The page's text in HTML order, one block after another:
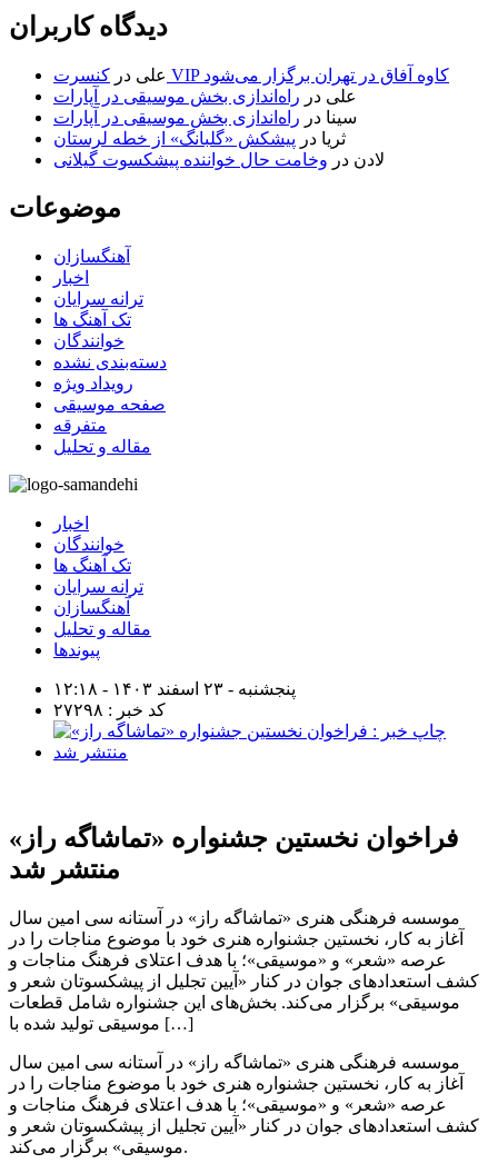
دیدگاه کاربران
علی در
کنسرت VIP کاوه آفاق در تهران برگزار می‌شود
علی در راه‌اندازی بخش موسیقی در آپارات
سینا در راه‌اندازی بخش موسیقی در آپارات
ثریا در پیشکش «گلبانگ» از خطه لرستان
لادن در وخامت حال خواننده پیشکسوت گیلانی
موضوعات
آهنگسازان
اخبار
ترانه سرایان
تک آهنگ ها
خوانندگان
دسته‌بندی نشده
رویداد ویژه
صفحه موسیقی
متفرقه
مقاله و تحلیل
اخبار
خوانندگان
تک آهنگ ها
ترانه سرایان
آهنگسازان
مقاله و تحلیل
پیوندها
پنجشنبه - ۲۳ اسفند ۱۴۰۳ - ۱۲:۱۸
کد خبر : ۲۷۲۹۸
فراخوان نخستین جشنواره «تماشاگه راز»
منتشر شد
موسسه فرهنگی هنری «تماشاگه راز» در آستانه سی امین سال
آغاز به کار، نخستین جشنواره هنری خود با موضوع مناجات را در
عرصه «شعر» و «موسیقی»؛ با هدف اعتلای فرهنگ مناجات و
کشف استعداد‌های جوان در کنار «آیین تجلیل از پیشکسوتان شعر و
موسیقی» برگزار می‌کند. بخش‌های این جشنواره شامل قطعات
موسیقی تولید شده با […]
موسسه فرهنگی هنری «تماشاگه راز» در آستانه سی امین سال
آغاز به کار، نخستین جشنواره هنری خود با موضوع مناجات را در
عرصه «شعر» و «موسیقی»؛ با هدف اعتلای فرهنگ مناجات و
کشف استعداد‌های جوان در کنار «آیین تجلیل از پیشکسوتان شعر و
موسیقی» برگزار می‌کند.